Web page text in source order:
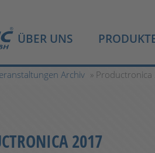
ÜBER UNS
Archiv »
2017